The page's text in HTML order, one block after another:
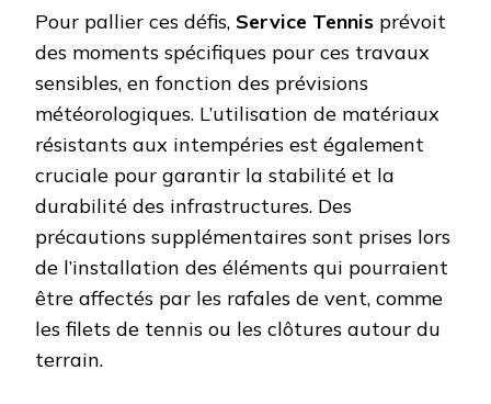
Pour pallier ces défis, Service Tennis prévoit
des moments spécifiques pour ces travaux
sensibles, en fonction des prévisions
météorologiques. L’utilisation de matériaux
résistants aux intempéries est également
cruciale pour garantir la stabilité et la
durabilité des infrastructures. Des
précautions supplémentaires sont prises lors
de l’installation des éléments qui pourraient
être affectés par les rafales de vent, comme
les filets de tennis ou les clôtures autour du
terrain.